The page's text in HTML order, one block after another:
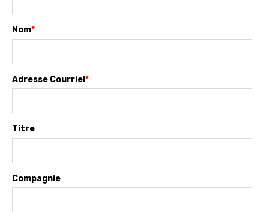
Nom*
Adresse Courriel *
Titre
Compagnie